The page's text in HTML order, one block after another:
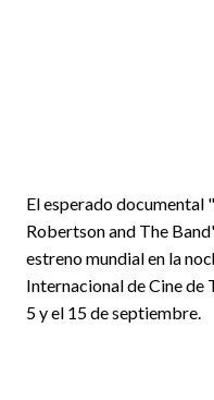
El esperado
Robertson and The
estreno mundial en la
Internacional de Cine de
5 y el 15 de septiembre.